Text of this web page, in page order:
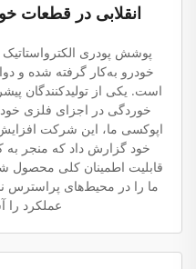
انقلابی در قطعات
پوشش پودری
خودرو به‌کار گرفته شده و
است. یکی از تولیدکنندگان
خوردگی در اجزای فلزی
اپوکسی ما، این شرکت
خود گزارش داد که منجر به
قابلیت اطمینان کلی محصول
ما را در محیط‌های پراسترس
عملکرد را